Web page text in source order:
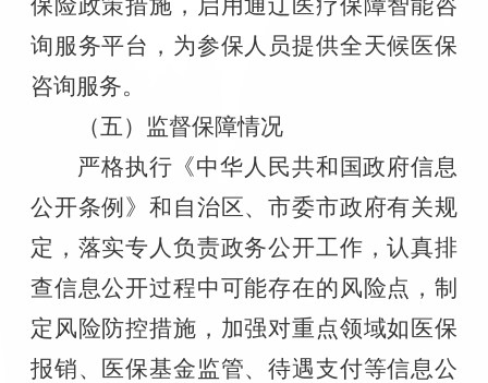
询服务平台，为参保人员提供全天候医保
咨询服务。
（五）监督保障情况
严格执行 《中华人民共和国政府信息
公开条例》和自治区、市委市政府有关规
定，落实专人负责政务公开工作，认真排
查信息公开过程中可能存在的风险点，制
定风险防控措施，加强对重点领域如医保
报销、医保基金监管、待遇支付等信息公